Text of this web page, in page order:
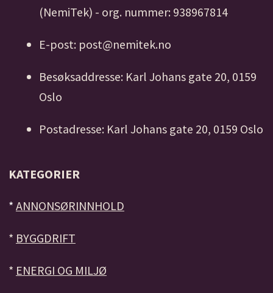
(NemiTek) - org. nummer: 938967814
E-post: post@nemitek.no
Besøksaddresse: Karl Johans gate 20, 0159
Oslo
Postadresse: Karl Johans gate 20, 0159 Oslo
KATEGORIER
* ANNONSØRINNHOLD
* BYGGDRIFT
* ENERGI OG MILJØ